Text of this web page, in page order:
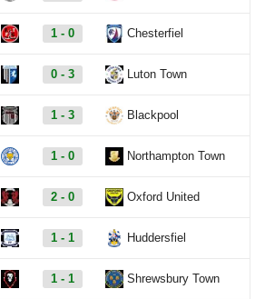
1 - 0 Chesterfiel
0 - 3 Luton Town
1 - 3 Blackpool
1 - 0 Northampton Town
2 - 0 Oxford United
1 - 1 Huddersfiel
1 - 1 Shrewsbury Town